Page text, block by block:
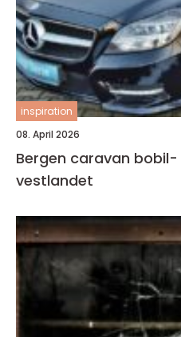
inspiration
08. April 2026
Bergen caravan bobil- og campingglede på
vestlandet